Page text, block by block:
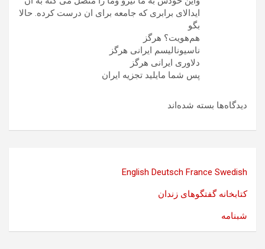
ایدالای برابری که جامعه برای ان درست کرده. حالا
بگو
هم‌هویت؟ هرگز
ناسیونالیسم ایرانی هرگز
دلاوری ایرانی هرگز
پس شما مایلید تجزیه ایران
دیدگاه‌ها بسته شده‌اند
English Deutsch France Swedish
کتابخانه گفتگوهای زندان
شبنامه